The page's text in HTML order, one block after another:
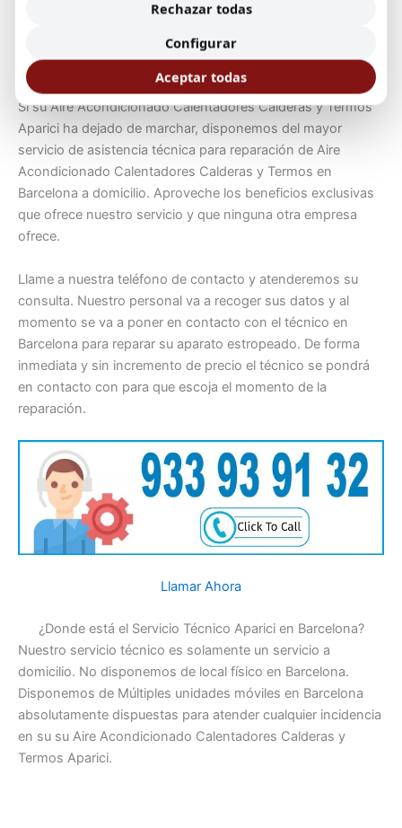
Reparación de Aire Acondicionado Calentadores Calderas y
Termos en Barcelona
Si su Aire Acondicionado Calentadores Calderas y Termos
Aparici ha dejado de marchar, disponemos del mayor
servicio de asistencia técnica para reparación de Aire
Acondicionado Calentadores Calderas y Termos en
Barcelona a domicilio. Aproveche los beneficios exclusivas
que ofrece nuestro servicio y que ninguna otra empresa
ofrece.
Llame a nuestra teléfono de contacto y atenderemos su
consulta. Nuestro personal va a recoger sus datos y al
momento se va a poner en contacto con el técnico en
Barcelona para reparar su aparato estropeado. De forma
inmediata y sin incremento de precio el técnico se pondrá
en contacto con para que escoja el momento de la
reparación.
Llamar Ahora
¿Donde está el Servicio Técnico Aparici en Barcelona?
Nuestro servicio técnico es solamente un servicio a
domicilio. No disponemos de local físico en Barcelona.
Disponemos de Múltiples unidades móviles en Barcelona
absolutamente dispuestas para atender cualquier incidencia
en su su Aire Acondicionado Calentadores Calderas y
Termos Aparici.
Rechazar todas
Configurar
Aceptar todas